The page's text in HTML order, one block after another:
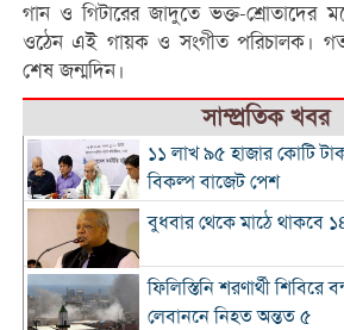
গান ও গিটারের জাদুতে ভক্ত-শ্রোতাদের
ওঠেন এই গায়ক ও সংগীত পরিচালক।
শেষ জন্মদিন।
সাম্প্রতিক খবর
১১ লাখ ৯৫ হাজার কোটি
বিকল্প বাজেট পেশ
বুধবার থেকে মাঠে থাকবে
ফিলিস্তিনি শরণার্থী শিবিরে
লেবাননে নিহত অন্তত ৫